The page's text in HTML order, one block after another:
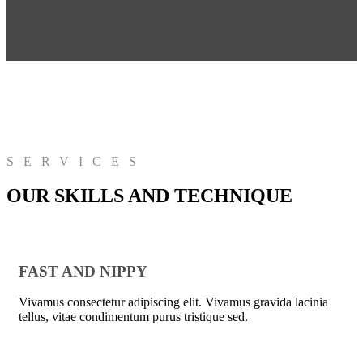
SERVICES
OUR SKILLS AND TECHNIQUE
FAST AND NIPPY
Vivamus consectetur adipiscing elit. Vivamus gravida lacinia
tellus, vitae condimentum purus tristique sed.